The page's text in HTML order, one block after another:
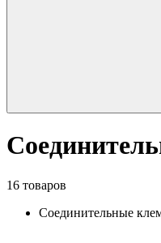
16 товаров
Соединительные